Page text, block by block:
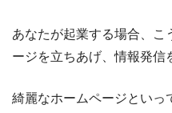
あなたが起業する場合、こ
ージを立ちあげ、情報発信
綺麗なホームページといっ